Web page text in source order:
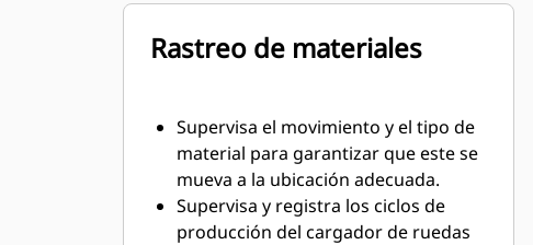
Rastreo de materiales
Supervisa el movimiento y el tipo de
material para garantizar que este se
mueva a la ubicación adecuada.
Supervisa y registra los ciclos de
producción del cargador de ruedas